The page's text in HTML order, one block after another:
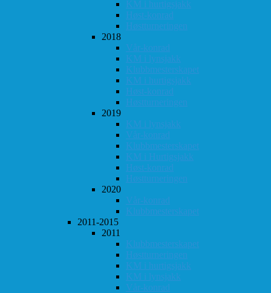
KM i hurtigsjakk
Høst-konrad
Høstturneringen
2018
Vår-konrad
KM i lynsjakk
Klubbmesterskapet
KM i hurtigsjakk
Høst-konrad
Høstturneringen
2019
KM i lynsjakk
Vår-konrad
Klubbmesterskapet
KM i Hurtigsjakk
Høst-konrad
Høstturneringen
2020
Vår-konrad
Klubbmesterskapet
2011-2015
2011
Klubbmesterskapet
Høstturneringen
KM i hurtigsjakk
KM i lynsjakk
Vår-konrad